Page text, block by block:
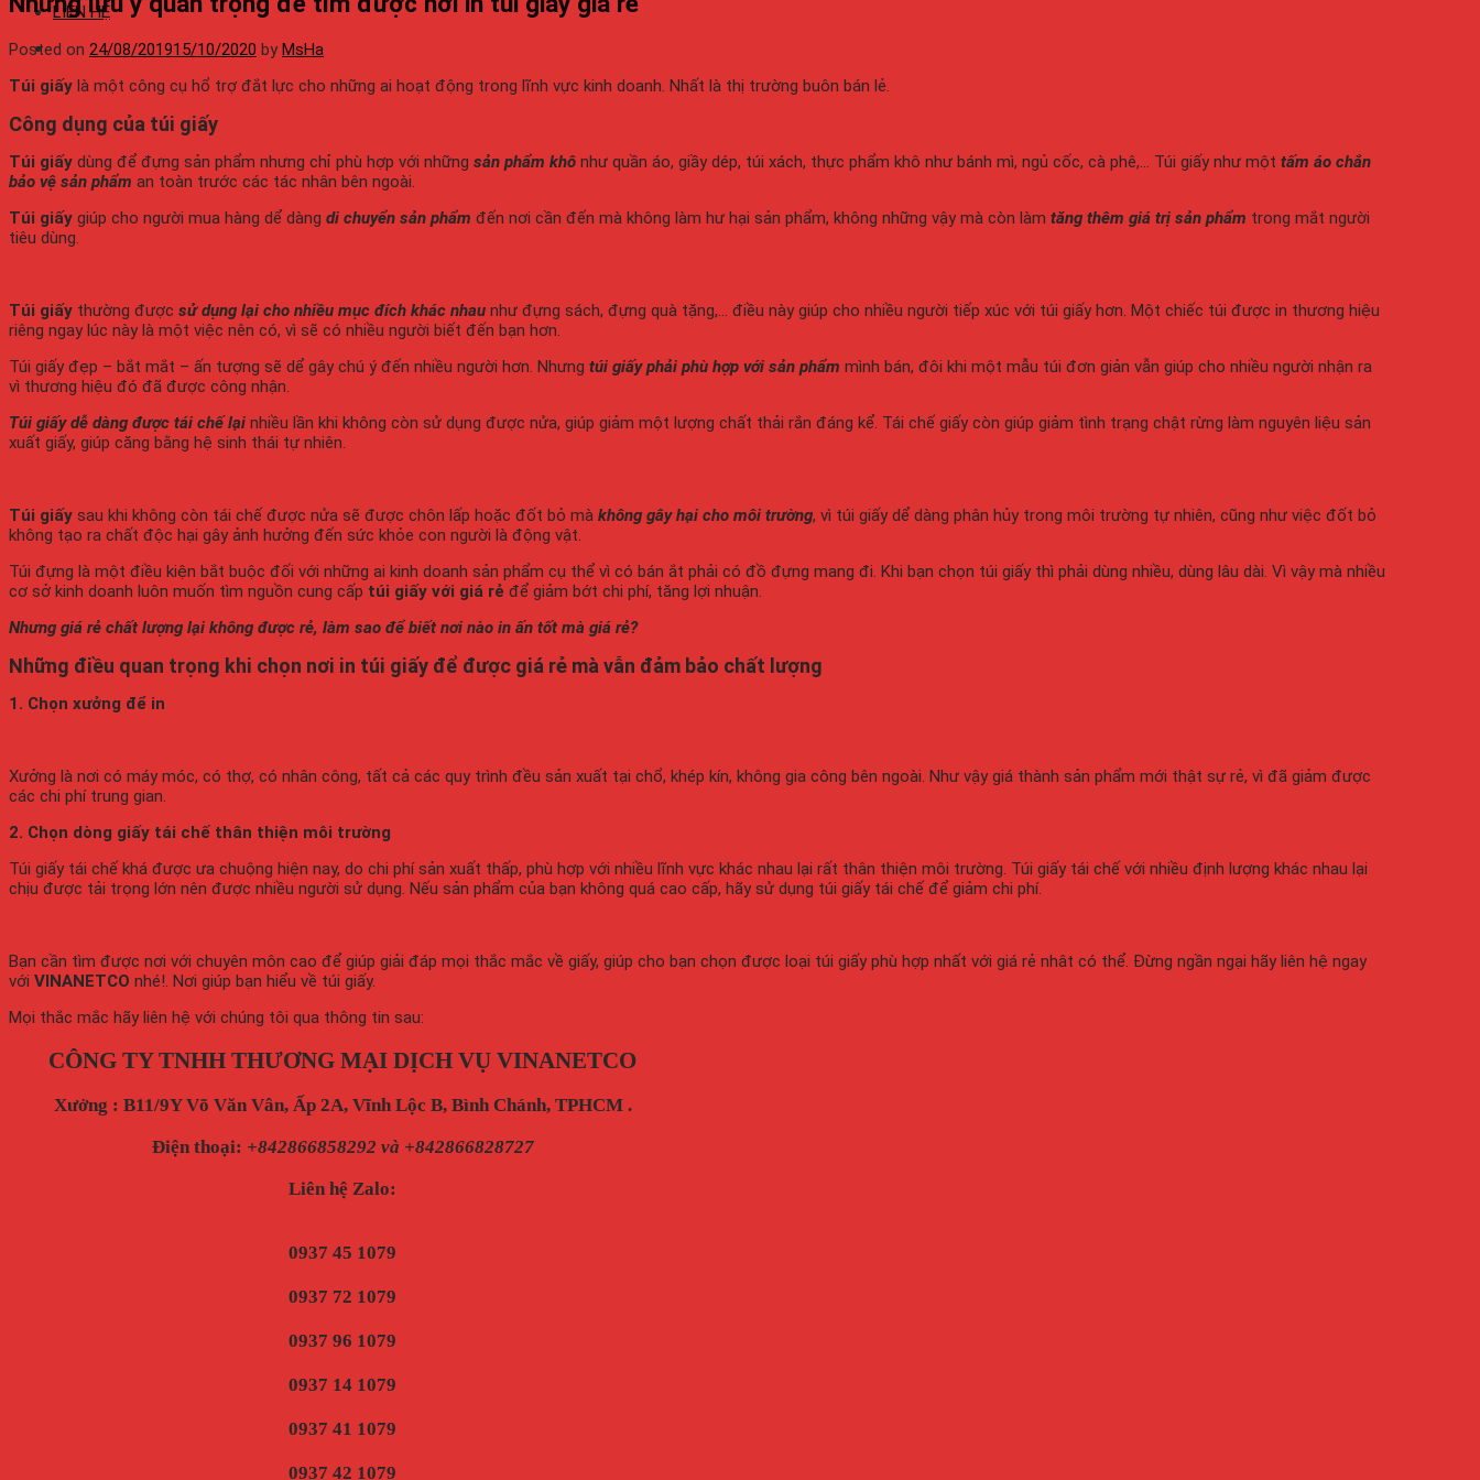
LIÊN HỆ
Posted on 24/08/201915/10/2020 byMsHa
Túi giấy là một công cụ hổ trợ đắt lực cho những ai hoạt động trong lĩnh vực kinh doanh. Nhất là thị trường buôn bán lẻ.
Công dụng của túi giấy
Túi giấy dùng để đựng sản phẩm nhưng chỉ phù hợp với những sản phẩm khô như quần áo, giầy dép, túi xách, thực phẩm khô như bánh mì, ngủ cốc, cà phê,… Túi giấy như một tấm áo chắn
bảo vệ sản phẩm an toàn trước các tác nhân bên ngoài.
Túi giấy giúp cho người mua hàng dể dàng di chuyển sản phẩm đến nơi cần đến mà không làm hư hại sản phẩm, không những vậy mà còn làm tăng thêm giá trị sản phẩm trong mắt người
tiêu dùng.
Túi giấy thường được sử dụng lại cho nhiều mục đích khác nhau như đựng sách, đựng quà tặng,… điều này giúp cho nhiều người tiếp xúc với túi giấy hơn. Một chiếc túi được in thương hiệu
riêng ngay lúc này là một việc nên có, vì sẽ có nhiều người biết đến bạn hơn.
Túi giấy đẹp – bắt mắt – ấn tượng sẽ dể gây chú ý đến nhiều người hơn. Nhưng túi giấy phải phù hợp với sản phẩm mình bán, đôi khi một mẫu túi đơn giản vẫn giúp cho nhiều người nhận ra
vì thương hiệu đó đã được công nhận.
Túi giấy dễ dàng được tái chế lại nhiều lần khi không còn sử dụng được nửa, giúp giảm một lượng chất thải rắn đáng kể. Tái chế giấy còn giúp giảm tình trạng chật rừng làm nguyên liệu sản
xuất giấy, giúp căng bằng hệ sinh thái tự nhiên.
Túi giấy sau khi không còn tái chế được nửa sẽ được chôn lấp hoặc đốt bỏ mà không gây hại cho môi trường, vì túi giấy dể dàng phân hủy trong môi trường tự nhiên, cũng như việc đốt bỏ
không tạo ra chất độc hại gây ảnh hưởng đến sức khỏe con người là động vật.
Túi đựng là một điều kiện bắt buộc đối với những ai kinh doanh sản phẩm cụ thể vì có bán ắt phải có đồ đựng mang đi. Khi bạn chọn túi giấy thì phải dùng nhiều, dùng lâu dài. Vì vậy mà nhiều
cơ sở kinh doanh luôn muốn tìm nguồn cung cấp túi giấy với giá rẻ để giảm bớt chi phí, tăng lợi nhuận.
Nhưng giá rẻ chất lượng lại không được rẻ, làm sao để biết nơi nào in ấn tốt mà giá rẻ?
Những điều quan trọng khi chọn nơi in túi giấy để được giá rẻ mà vẫn đảm bảo chất lượng
1. Chọn xưởng để in
Xưởng là nơi có máy móc, có thợ, có nhân công, tất cả các quy trình đều sản xuất tại chổ, khép kín, không gia công bên ngoài. Như vậy giá thành sản phẩm mới thật sự rẻ, vì đã giảm được
các chi phí trung gian.
2. Chọn dòng giấy tái chế thân thiện môi trường
Túi giấy tái chế khá được ưa chuộng hiện nay, do chi phí sản xuất thấp, phù hợp với nhiều lĩnh vực khác nhau lại rất thân thiện môi trường. Túi giấy tái chế với nhiều định lượng khác nhau lại
chịu được tải trọng lớn nên được nhiều người sử dụng. Nếu sản phẩm của bạn không quá cao cấp, hãy sử dụng túi giấy tái chế để giảm chi phí.
Bạn cần tìm được nơi với chuyên môn cao để giúp giải đáp mọi thắc mắc về giấy, giúp cho bạn chọn được loại túi giấy phù hợp nhất với giá rẻ nhât có thể. Đừng ngần ngại hãy liên hệ ngay
với VINANETCO nhé!. Nơi giúp bạn hiểu về túi giấy.
Mọi thắc mắc hãy liên hệ với chúng tôi qua thông tin sau:
CÔNG TY TNHH THƯƠNG MẠI DỊCH VỤ VINANETCO
Xưởng : B11/9Y Võ Văn Vân, Ấp 2A, Vĩnh Lộc B, Bình Chánh, TPHCM .
Điện thoại: +842866858292 và +842866828727
Liên hệ Zalo:
0937 45 1079
0937 72 1079
0937 96 1079
0937 14 1079
0937 41 1079
0937 42 1079